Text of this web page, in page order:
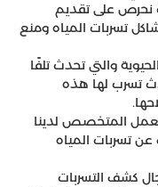
نحرص على تقديم
تسربات المياه ومنع
والتي تحدث تلفًا
تسرب لها هذه
المتخصص لدينا
عن تسربات المياه
كشف التسربات